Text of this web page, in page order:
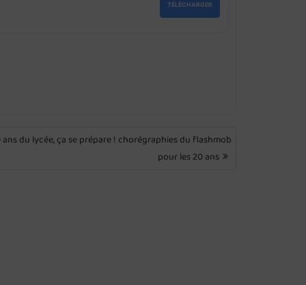
TÉLÉCHARGER
ans du lycée, ça se prépare ! chorégraphies du flashmob
pour les 20 ans